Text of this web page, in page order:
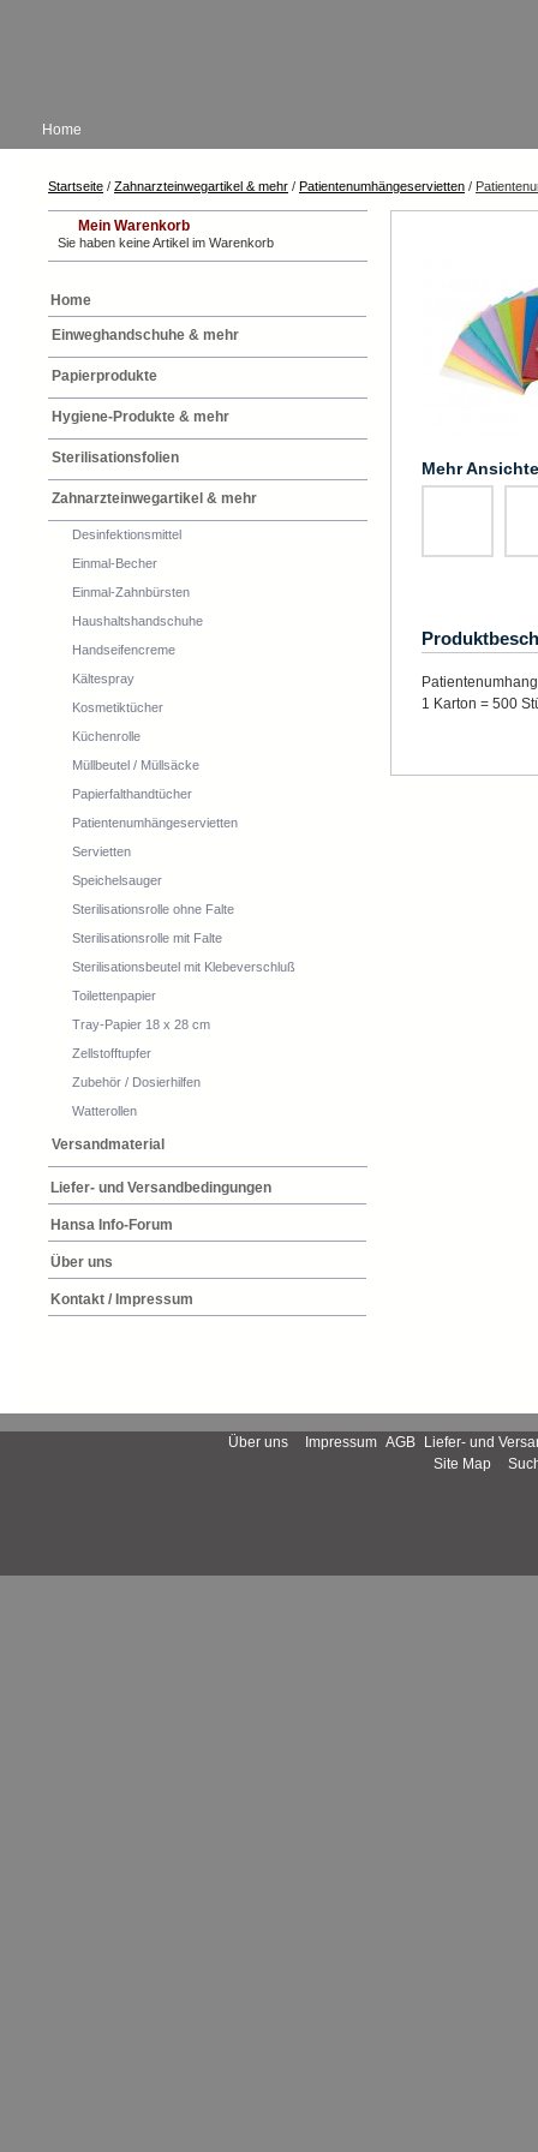
Home
Startseite / Zahnarzteinwegartikel & mehr / Patientenumhängeservietten /
Mehr
1 Karton = 500
Mein Warenkorb
Sie haben keine Artikel im Warenkorb
Home
Einweghandschuhe & mehr
Papierprodukte
Hygiene-Produkte & mehr
Sterilisationsfolien
Zahnarzteinwegartikel & mehr
Desinfektionsmittel
Einmal-Becher
Einmal-Zahnbürsten
Haushaltshandschuhe
Handseifencreme
Kältespray
Kosmetiktücher
Küchenrolle
Müllbeutel / Müllsäcke
Papierfalthandtücher
Patientenumhängeservietten
Servietten
Speichelsauger
Sterilisationsrolle ohne Falte
Sterilisationsrolle mit Falte
Sterilisationsbeutel mit Klebeverschluß
Toilettenpapier
Tray-Papier 18 x 28 cm
Zellstofftupfer
Zubehör / Dosierhilfen
Watterollen
Versandmaterial
Liefer- und Versandbedingungen
Hansa Info-Forum
Über uns
Kontakt / Impressum
Über uns Impressum AGB
Liefer- und
Site Map